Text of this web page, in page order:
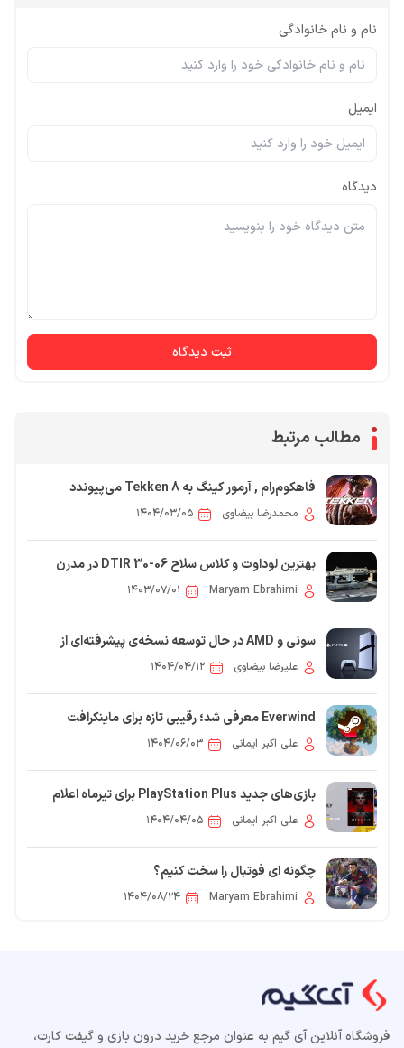
نام و نام خانوادگی
ایمیل
دیدگاه
ثبت دیدگاه
مطالب مرتبط
فاهکوم‌رام , آرمور کینگ به Tekken 8 می‌پیوندد
محمدرضا بیضاوی ۱۴۰۴/۰۳/۰۵
بهترین لوداوت و کلاس سلاح DTIR 30-06 در مدرن
وارفیر 3Maryam Ebrahimi ۱۴۰۳/۰۷/۰۱
سونی و AMD در حال توسعه نسخه‌ی پیشرفته‌ای از
فناوری FSR برای PS5 Pro هستند
علیرضا بیضاوی ۱۴۰۴/۰۴/۱۲
Everwind معرفی شد؛ رقیبی تازه برای ماینکرافت
علی اکبر ایمانی ۱۴۰۴/۰۶/۰۳
بازی‌های جدید PlayStation Plus برای تیرماه اعلام
شدندعلی اکبر ایمانی ۱۴۰۴/۰۴/۰۵
چگونه ای فوتبال را سخت کنیم؟
Maryam Ebrahimi ۱۴۰۴/۰۸/۲۴
فروشگاه آنلاین آی گیم به عنوان مرجع خرید درون بازی و گیفت کارت،